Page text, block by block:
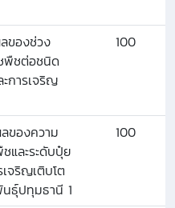
ของช่วง
พืชต่อชนิด
การเจริญ
100
ของความ
และระดับปุ๋ย
จริญเติบโต
ธุ์ปทุมธานี 1
100